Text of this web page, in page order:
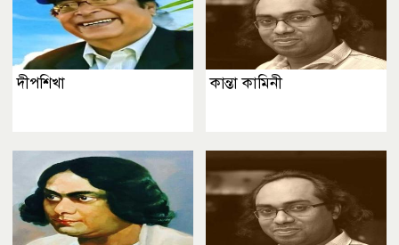
দীপশিখা কান্তা কামিনী